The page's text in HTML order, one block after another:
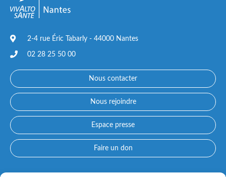
2-4 rue Éric Tabarly - 44000 Nantes
02 28 25 50 00
Nous contacter
Nous rejoindre
Espace presse
Faire un don